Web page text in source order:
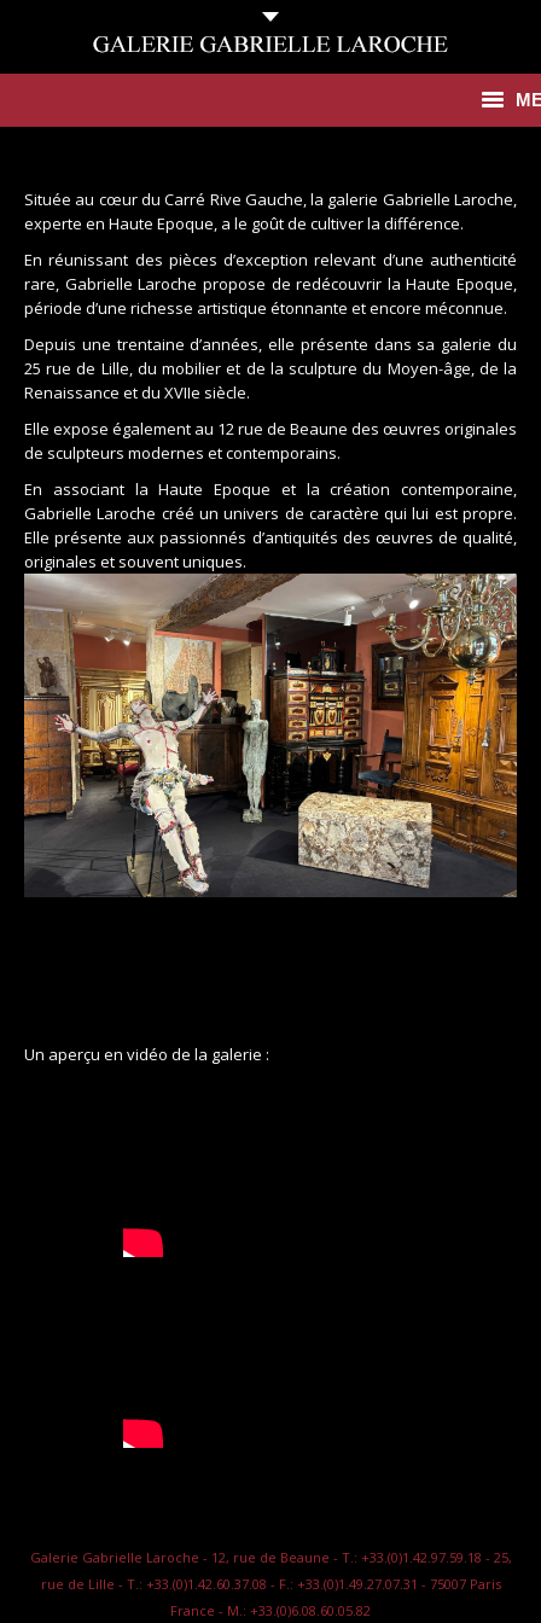
Contemporain
Catalogues
Presse
Actualités
Contact
Située au cœur du Carré Rive Gauche, la galerie Gabrielle Laroche,
experte en Haute Epoque, a le goût de cultiver la différence.
En réunissant des pièces d’exception relevant d’une authenticité
rare, Gabrielle Laroche propose de redécouvrir la Haute Epoque,
période d’une richesse artistique étonnante et encore méconnue.
Depuis une trentaine d’années, elle présente dans sa galerie du
25 rue de Lille, du mobilier et de la sculpture du Moyen-âge, de la
Renaissance et du XVIIe siècle.
Elle expose également au 12 rue de Beaune des œuvres originales
de sculpteurs modernes et contemporains.
En associant la Haute Epoque et la création contemporaine,
Gabrielle Laroche créé un univers de caractère qui lui est propre.
Elle présente aux passionnés d’antiquités des œuvres de qualité,
originales et souvent uniques.
Un aperçu en vidéo de la galerie :
Galerie Gabrielle Laroche - 12, rue de Beaune - T.: +33.(0)1.42.97.59.18 - 25,
rue de Lille - T.: +33.(0)1.42.60.37.08 - F.: +33.(0)1.49.27.07.31 - 75007 Paris
France - M.: +33.(0)6.08.60.05.82